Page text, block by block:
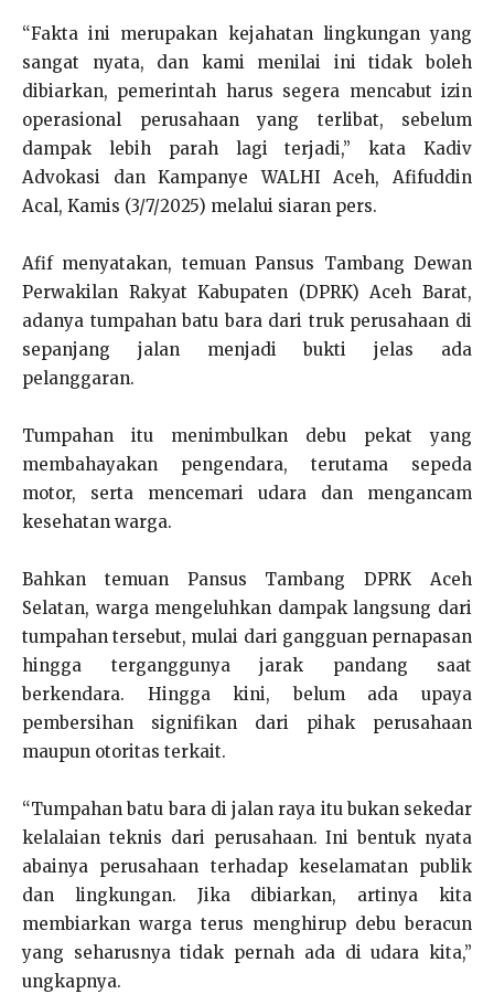
“Fakta ini merupakan kejahatan lingkungan yang
sangat nyata, dan kami menilai ini tidak boleh
dibiarkan, pemerintah harus segera mencabut izin
operasional perusahaan yang terlibat, sebelum
dampak lebih parah lagi terjadi,” kata Kadiv
Advokasi dan Kampanye WALHI Aceh, Afifuddin
Acal, Kamis (3/7/2025) melalui siaran pers.
Afif menyatakan, temuan Pansus Tambang Dewan
Perwakilan Rakyat Kabupaten (DPRK) Aceh Barat,
adanya tumpahan batu bara dari truk perusahaan di
sepanjang jalan menjadi bukti jelas ada
pelanggaran.
Tumpahan itu menimbulkan debu pekat yang
membahayakan pengendara, terutama sepeda
motor, serta mencemari udara dan mengancam
kesehatan warga.
Bahkan temuan Pansus Tambang DPRK Aceh
Selatan, warga mengeluhkan dampak langsung dari
tumpahan tersebut, mulai dari gangguan pernapasan
hingga terganggunya jarak pandang saat
berkendara. Hingga kini, belum ada upaya
pembersihan signifikan dari pihak perusahaan
maupun otoritas terkait.
“Tumpahan batu bara di jalan raya itu bukan sekedar
kelalaian teknis dari perusahaan. Ini bentuk nyata
abainya perusahaan terhadap keselamatan publik
dan lingkungan. Jika dibiarkan, artinya kita
membiarkan warga terus menghirup debu beracun
yang seharusnya tidak pernah ada di udara kita,”
ungkapnya.